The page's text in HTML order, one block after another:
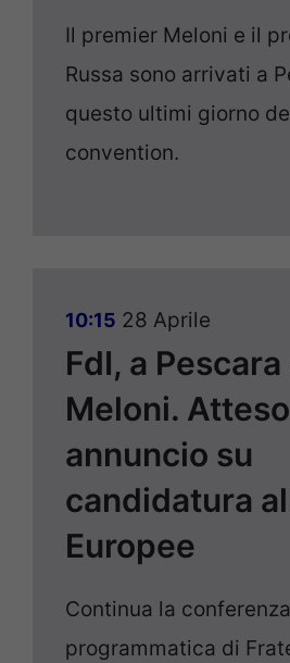
Il premier Meloni e il
Russa sono arrivati a
questo ultimi giorno
convention.
10:15 28 Aprile
FdI, a
Meloni. Atteso
annuncio su
candidatura
Europee
Continua la conferenza
programmatica di